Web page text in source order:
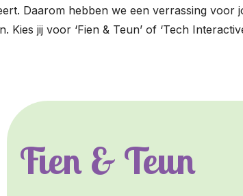
Daarom hebben we een verrassing
Kies jij voor ‘Fien & Teun’ of ‘Tech
Fien & Teun